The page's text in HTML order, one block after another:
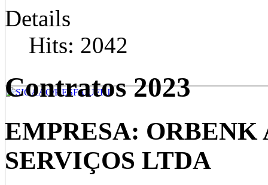
Details
Hits: 2042
Contratos 2023
EMPRESA:
SERVIÇOS LTDA